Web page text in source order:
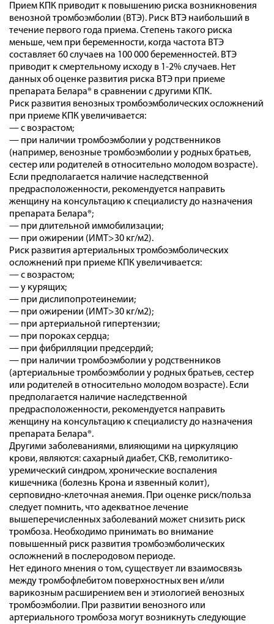
Прием КПК приводит к повышению риска возникновения
венозной тромбоэмболии (ВТЭ). Риск ВТЭ наибольший в
течение первого года приема. Степень такого риска
меньше, чем при беременности, когда частота ВТЭ
составляет 60 случаев на 100 000 беременностей. ВТЭ
приводит к смертельному исходу в 1-2% случаев. Нет
данных об оценке развития риска ВТЭ при приеме
препарата Белара® в сравнении с другими КПК.
Риск развития венозных тромбоэмболических осложнений
при приеме КПК увеличивается:
— с возрастом;
— при наличии тромбоэмболии у родственников
(например, венозные тромбоэмболии у родных братьев,
сестер или родителей в относительно молодом возрасте).
Если предполагается наличие наследственной
предрасположенности, рекомендуется направить
женщину на консультацию к специалисту до назначения
препарата Белара®;
— при длительной иммобилизации;
— при ожирении (ИМТ>30 кг/м2).
Риск развития артериальных тромбоэмболических
осложнений при приеме КПК увеличивается:
— с возрастом;
— у курящих;
— при дислипопротеинемии;
— при ожирении (ИМТ>30 кг/м2);
— при артериальной гипертензии;
— при пороках сердца;
— при фибрилляции предсердий;
— при наличии тромбоэмболии у родственников
(артериальные тромбоэмболии у родных братьев, сестер
или родителей в относительно молодом возрасте). Если
предполагается наличие наследственной
предрасположенности, рекомендуется направить
женщину на консультацию к специалисту до назначения
препарата Белара®.
Другими заболеваниями, влияющими на циркуляцию
крови, являются: сахарный диабет, СКВ, гемолитико-
уремический синдром, хронические воспаления
кишечника (болезнь Крона и язвенный колит),
серповидно-клеточная анемия. При оценке риск/польза
следует помнить, что адекватное лечение
вышеперечисленных заболеваний может снизить риск
тромбоза. Необходимо принимать во внимание
повышенный риск развития тромбоэмболических
осложнений в послеродовом периоде.
Нет единого мнения о том, существует ли взаимосвязь
между тромбофлебитом поверхностных вен и/или
варикозным расширением вен и этиологией венозных
тромбоэмболии. При развитии венозного или
артериального тромбоза могут возникнуть следующие